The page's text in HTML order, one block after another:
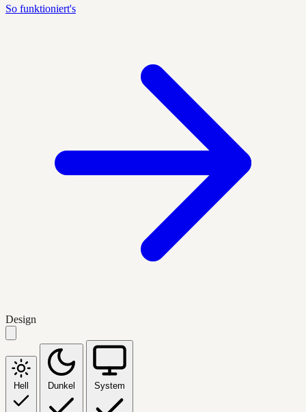
So funktioniert's
Design
Hell Dunkel System